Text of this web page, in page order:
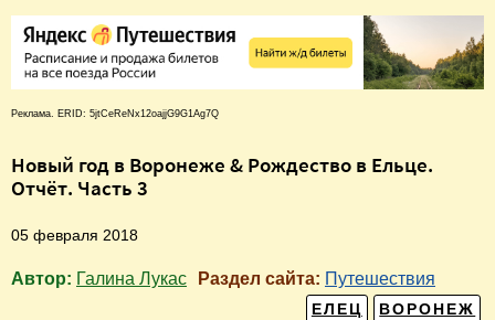
Реклама. ERID: 5jtCeReNx12oajjG9G1Ag7Q
Новый год в Воронеже & Рождество в Ельце.
Отчёт. Часть 3
05 февраля 2018
Автор: Галина Лукас Раздел сайта: Путешествия
ВОРОНЕЖ
ЕЛЕЦ